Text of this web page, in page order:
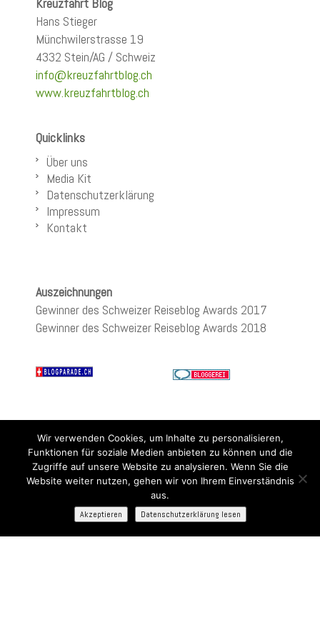
Hans Stieger
Münchwilerstrasse 19
4332 Stein/AG / Schweiz
info@kreuzfahrtblog.ch
www.kreuzfahrtblog.ch
Quicklinks
Über uns
Media Kit
Datenschutzerklärung
Impressum
Kontakt
Auszeichnungen
Gewinner des Schweizer Reiseblog Awards 2017
Gewinner des Schweizer Reiseblog Awards 2018
Wir verwenden Cookies, um Inhalte zu personalisieren,
Funktionen für soziale Medien anbieten zu können und die
Zugriffe auf unsere Website zu analysieren. Wenn Sie die
Website weiter nutzen, gehen wir von Ihrem Einverständnis
aus.
Akzeptieren
Datenschutzerklärung lesen